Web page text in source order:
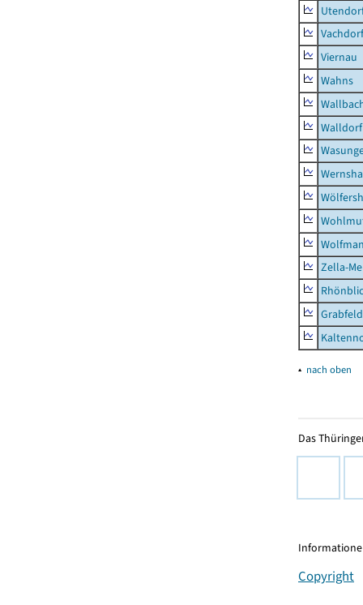
Vachdorf
Viernau
Wahns
Walldorf
Zella-
Grabfeld
▴ nach oben
Das
Copyright